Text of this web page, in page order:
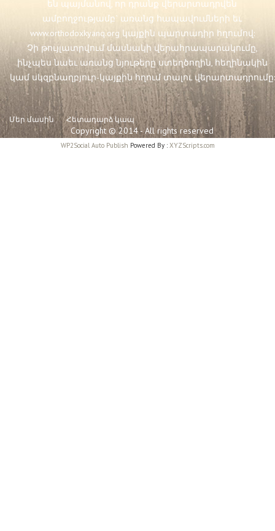
են պայմանով, որ դրանք վերարտադրվեն
ամբողջությամբ` առանց հապավումների եւ
www.orthodoxkyanq.org կայքին պարտադիր հղումով:
Չի թույլատրվում մասնակի վերահրապարակումը,
ինչպես նաեւ առանց նյութերը ստեղծողին, հեղինակին
կամ սկզբնաղբյուր-կայքին հղում տալու վերարտադրումը:
Մեր մասին Հետադարձ կապ
Copyright © 2014 - All rights reserved
WP2Social Auto Publish Powered By :XYZScripts.com